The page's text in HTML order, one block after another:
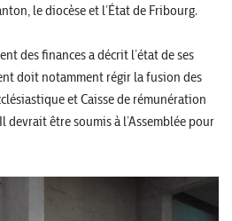
le diocèse et l’État de Fribourg.
des finances a décrit l’état de ses
doit notamment régir la fusion des
et Caisse de rémunération
devrait être soumis à l’Assemblée pour